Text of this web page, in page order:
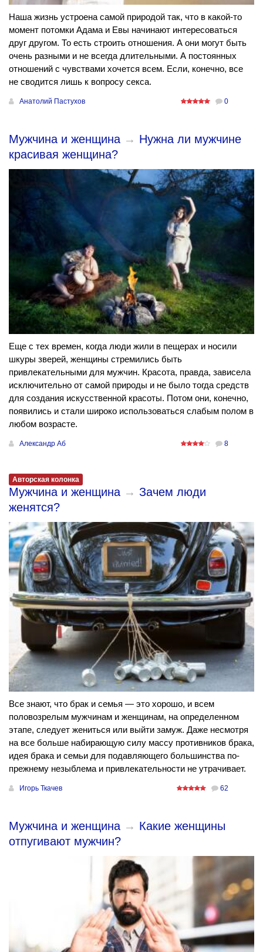
Наша жизнь устроена самой природой так, что в какой-то
момент потомки Адама и Евы начинают интересоваться
друг другом. То есть строить отношения. А они могут быть
очень разными и не всегда длительными. А постоянных
отношений с чувствами хочется всем. Если, конечно, все
не сводится лишь к вопросу секса.
Анатолий Пастухов 0
Мужчина и женщина → Нужна ли мужчине
красивая женщина?
Еще с тех времен, когда люди жили в пещерах и носили
шкуры зверей, женщины стремились быть
привлекательными для мужчин. Красота, правда, зависела
исключительно от самой природы и не было тогда средств
для создания искусственной красоты. Потом они, конечно,
появились и стали широко использоваться слабым полом в
любом возрасте.
Александр Аб 8
Авторская колонка
Мужчина и женщина → Зачем люди
женятся?
Все знают, что брак и семья — это хорошо, и всем
половозрелым мужчинам и женщинам, на определенном
этапе, следует жениться или выйти замуж. Даже несмотря
на все больше набирающую силу массу противников брака,
идея брака и семьи для подавляющего большинства по-
прежнему незыблема и привлекательности не утрачивает.
Игорь Ткачев 62
Мужчина и женщина → Какие женщины
отпугивают мужчин?